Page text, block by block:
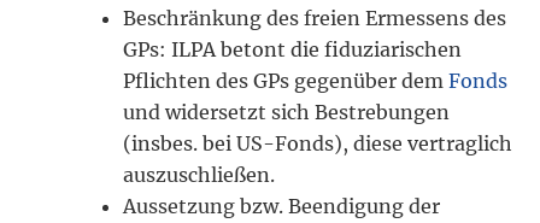
Beschränkung des freien Ermessens des
GPs: ILPA betont die fiduziarischen
Pflichten des GPs gegenüber demFonds
und widersetzt sich Bestrebungen
(insbes. bei US-Fonds), diese vertraglich
auszuschließen.
Aussetzung bzw. Beendigung der